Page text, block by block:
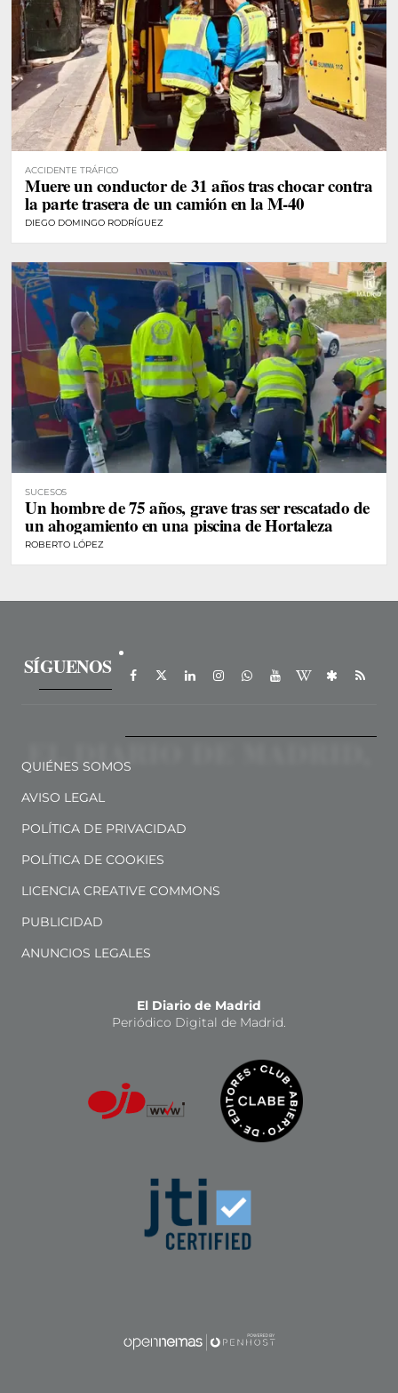
ACCIDENTE TRÁFICO
Muere un conductor de 31 años tras chocar contra
la parte trasera de un camión en la M-40
DIEGO DOMINGO RODRÍGUEZ
SUCESOS
Un hombre de 75 años, grave tras ser rescatado de
un ahogamiento en una piscina de Hortaleza
ROBERTO LÓPEZ
SÍGUENOS
QUIÉNES SOMOS
AVISO LEGAL
POLÍTICA DE PRIVACIDAD
POLÍTICA DE COOKIES
LICENCIA CREATIVE COMMONS
PUBLICIDAD
ANUNCIOS LEGALES
El Diario de Madrid
Periódico Digital de Madrid.